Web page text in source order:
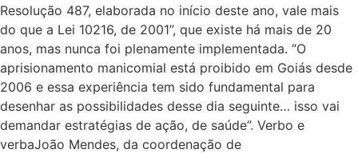
Resolução 487, elaborada no início deste ano, vale mais
do que a Lei 10216, de 2001”, que existe há mais de 20
anos, mas nunca foi plenamente implementada. “O
aprisionamento manicomial está proibido em Goiás desde
2006 e essa experiência tem sido fundamental para
desenhar as possibilidades desse dia seguinte… isso vai
demandar estratégias de ação, de saúde”. Verbo e
verbaJoão Mendes, da coordenação de